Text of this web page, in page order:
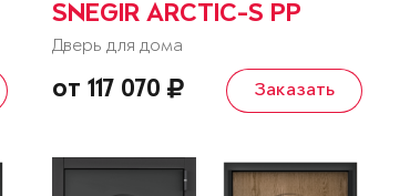
SNEGIR ARCTIC-S PP
Дверь для дома
от 117 070 Заказать